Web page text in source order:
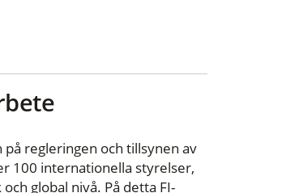
regleringen och tillsynen av
100 internationella styrelser,
global nivå. På detta FI-